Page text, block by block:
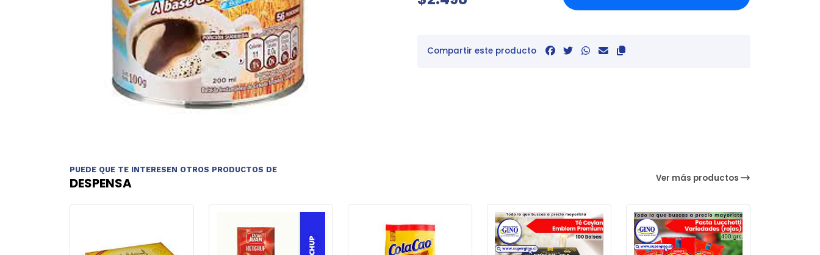
Compartir este producto
PUEDE QUE TE INTERESEN OTROS PRODUCTOS DE
DESPENSA Ver más productos